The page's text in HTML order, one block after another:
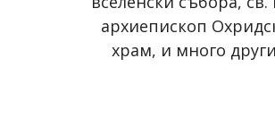
архиепископ
храм, и много